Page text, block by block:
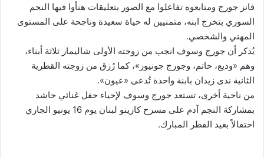
فانز جورج ومتابعوه تفاعلوا مع الصور بتعليقات هنأوا فيها النجم
السوري بتخرج ابنه، متمنيين له حياة سعيدة وناجحة على المستوى
المهني والشخصي.
يُذكر أن جورج وسوف انجب من زوجته الأولى شاليمار ثلاثة أبناء،
وهم «وديع، حاتم، وجورج جونيور»، كما رُزق من زوجته القطرية
الثانية ندى زيدان بابنة واحدة تُدعى «عيون».
من ناحية أخرى، تستعد جورج وسوف لإحياء حفل غنائي حاشد
بمشاركة النجم آدم على مسرح كازينو لبنان يوم 16 يونيو الجاري
احتفالاً بعيد الفطر المبارك.